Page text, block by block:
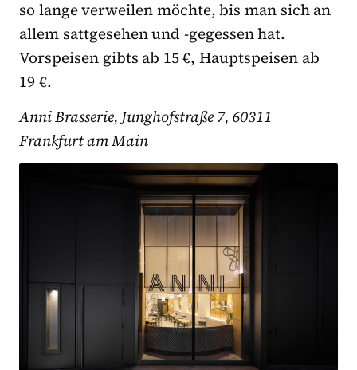
so lange verweilen möchte, bis man sich an
allem sattgesehen und -gegessen hat.
Vorspeisen gibts ab 15 €, Hauptspeisen ab
19 €.
Anni Brasserie, Junghofstraße 7, 60311
Frankfurt am Main